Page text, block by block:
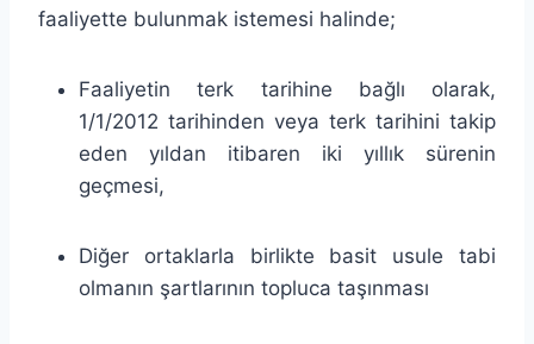
faaliyette bulunmak istemesi halinde;
Faaliyetin terk tarihine bağlı olarak,
1/1/2012 tarihinden veya terk tarihini takip
eden yıldan itibaren iki yıllık sürenin
geçmesi,
Diğer ortaklarla birlikte basit usule tabi
olmanın şartlarının topluca taşınması